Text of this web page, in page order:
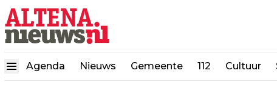
Agenda Nieuws Gemeente 112 Cultuur